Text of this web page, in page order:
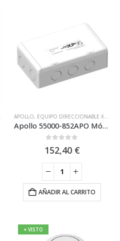
,PROTOCOLO
APOLLO, EQUIPO DIRECCIONABLE XP95 APOLLO
Apollo 55000-852APO Módulo Controlador de Sirenas Salida Supervisada XP95 Aislador
152,40 €
AÑADIR AL CARRITO
+ VISTO